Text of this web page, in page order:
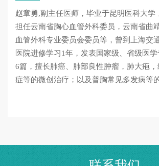
赵章勇,副主任医师，毕业于昆明医科大学
担任云南省胸心血管外科委员，云南省曲
血管外科专业委员会委员等，曾到上海交
医院进修学习1年，发表国家级、省级医
6篇，擅长肺癌、肺部良性肿瘤，肺大疱
症等的微创治疗；以及普胸常见多发病等